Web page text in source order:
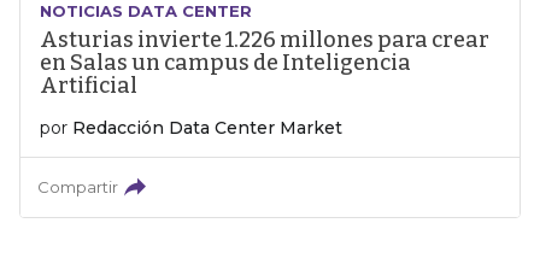
NOTICIAS DATA CENTER
Asturias invierte 1.226 millones para crear
en Salas un campus de Inteligencia
Artificial
por Redacción Data Center Market
Compartir